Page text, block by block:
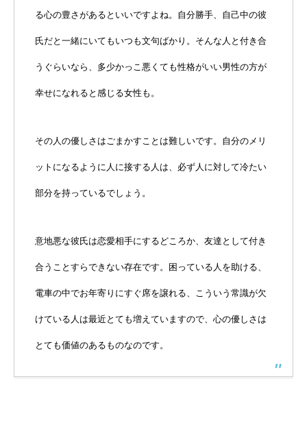
る心の豊さがあるといいですよね。自分勝手、自己中の彼
氏だと一緒にいてもいつも文句ばかり。そんな人と付き合
うぐらいなら、多少かっこ悪くても性格がいい男性の方が
幸せになれると感じる女性も。
その人の優しさはごまかすことは難しいです。自分のメリ
ットになるように人に接する人は、必ず人に対して冷たい
部分を持っているでしょう。
意地悪な彼氏は恋愛相手にするどころか、友達として付き
合うことすらできない存在です。困っている人を助ける、
電車の中でお年寄りにすぐ席を譲れる、こういう常識が欠
けている人は最近とても増えていますので、心の優しさは
とても価値のあるものなのです。